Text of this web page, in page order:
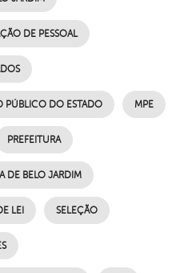
DE PESSOAL
PÚBLICO DO ESTADO MPE
PREFEITURA
DE BELO JARDIM
LEI SELEÇÃO